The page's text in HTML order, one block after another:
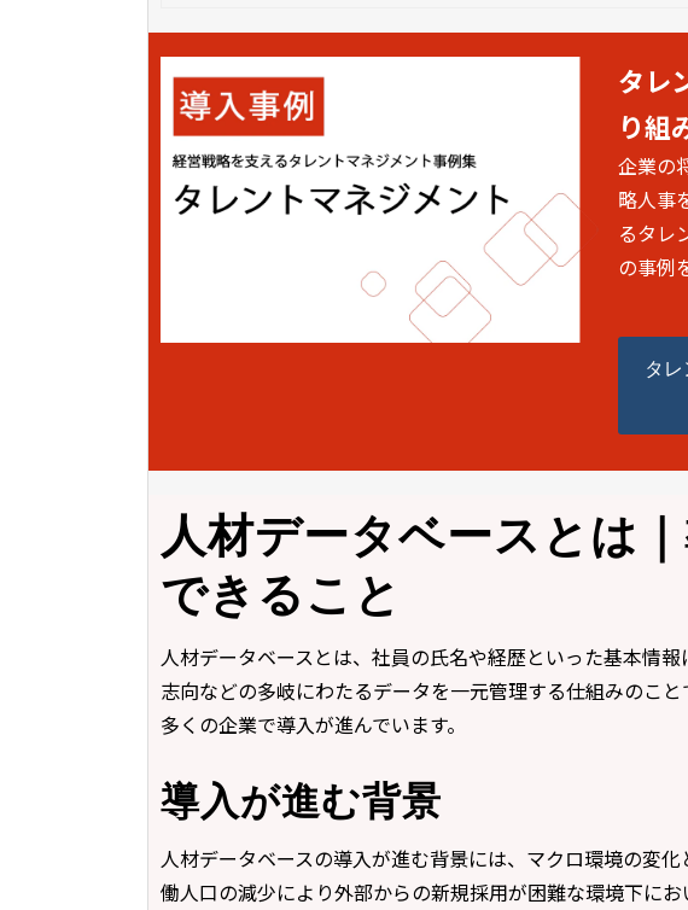
タレ
り組
企業の
略人事
るタレ
の事例
タ
人材データベースとは
できること
人材データベースとは、社員の氏名や経歴といった基本情
志向などの多岐にわたるデータを一元管理する仕組みのこと
多くの企業で導入が進んでいます。
導入が進む背景
人材データベースの導入が進む背景には、マクロ環境の変
働人口の減少により外部からの新規採用が困難な環境下に